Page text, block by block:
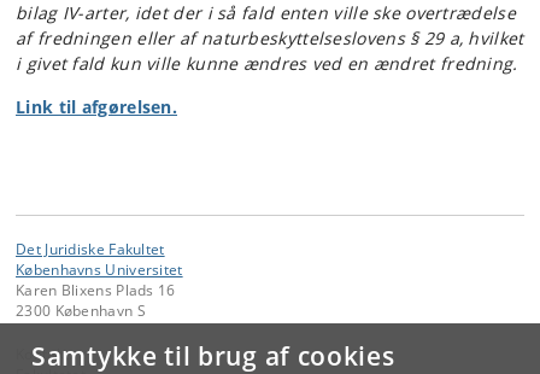
Samtykke til brug af cookies
bilag IV-arter, idet der i så fald enten ville ske overtrædelse
af fredningen eller af naturbeskyttelseslovens § 29 a, hvilket
i givet fald kun ville kunne ændres ved en ændret fredning.
Link til afgørelsen.
Det Juridiske Fakultet
Københavns Universitet
Karen Blixens Plads 16
2300 København S
Kontakt: